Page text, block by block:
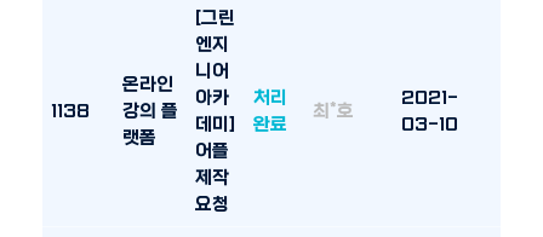
1138
온라인
강의 플
랫폼
[그린
엔지
니어
아카
데미]
어플
제작
요청
처리
완료
최*호
2021-
03-10